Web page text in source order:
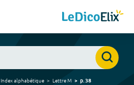
Index alphabétique LettreM p.38